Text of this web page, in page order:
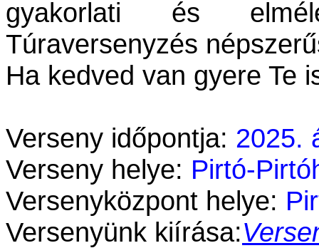
gyakorlati és
Túraversenyzés
Ha kedved van gyere Te
Verseny időpontja: 2025.
Verseny helye: Pirtó-
Versenyközpont helye:
Versenyünk kiírása: